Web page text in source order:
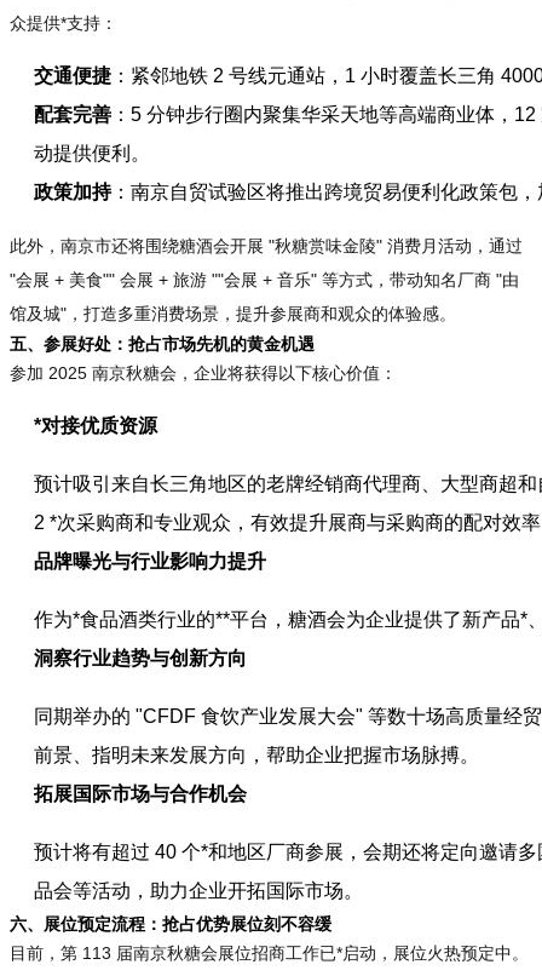
众提供*支持：
交通便捷 ：紧邻地铁 2 号线元通站，1 小时覆盖长三角
配套完善 ：5 分钟步行圈内聚集华采天地等高端商业体，
动提供便利。
政策加持：南京自贸试验区将推出跨境贸易便利化政策包
此外，南京市还将围绕糖酒会开展 "秋糖赏味金陵" 消费月活动，通过
"会展 + 美食"" 会展 + 旅游 ""会展 + 音乐" 等方式，带动知名厂商 "由
馆及城"，打造多重消费场景，提升参展商和观众的体验感。
五、参展好处：抢占市场先机的黄金机遇
参加 2025 南京秋糖会，企业将获得以下核心价值：
*对接优质资源
预计吸引来自长三角地区的老牌经销商代理商、大型商超
2 *次采购商和专业观众，有效提升展商与采购商的配对效
品牌曝光与行业影响力提升
作为*食品酒类行业的**平台，糖酒会为企业提供了新产品
洞察行业趋势与创新方向
同期举办的 "CFDF 食饮产业发展大会" 等数十场高质量经
前景、指明未来发展方向，帮助企业把握市场脉搏。
拓展国际市场与合作机会
预计将有超过 40 个*和地区厂商参展，会期还将定向邀请
品会等活动，助力企业开拓国际市场。
六、展位预定流程：抢占优势展位刻不容缓
目前，第 113 届南京秋糖会展位招商工作已*启动，展位火热预定中。